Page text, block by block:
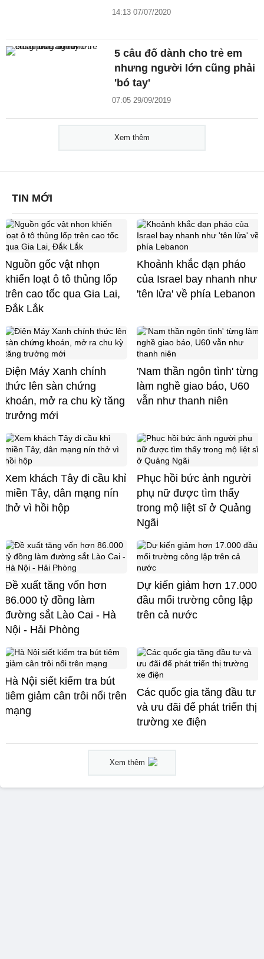
14:13 07/07/2020
5 câu đố dành cho trẻ em
nhưng người lớn cũng phải
'bó tay'
07:05 29/09/2019
Xem thêm
TIN MỚI
Nguồn gốc vật nhọn
khiến loạt ô tô thủng lốp
trên cao tốc qua Gia Lai,
Đắk Lắk
Khoảnh khắc đạn pháo
của Israel bay nhanh như
'tên lửa' về phía Lebanon
Điện Máy Xanh chính
thức lên sàn chứng
khoán, mở ra chu kỳ tăng
trưởng mới
'Nam thần ngôn tình' từng
làm nghề giao báo, U60
vẫn như thanh niên
Xem khách Tây đi cầu khỉ
miền Tây, dân mạng nín
thở vì hồi hộp
Phục hồi bức ảnh người
phụ nữ được tìm thấy
trong mộ liệt sĩ ở Quảng
Ngãi
Đề xuất tăng vốn hơn
86.000 tỷ đồng làm
đường sắt Lào Cai - Hà
Nội - Hải Phòng
Dự kiến giảm hơn 17.000
đầu mối trường công lập
trên cả nước
Hà Nội siết kiểm tra bút
tiêm giảm cân trôi nổi trên
mạng
Các quốc gia tăng đầu tư
và ưu đãi để phát triển thị
trường xe điện
Xem thêm